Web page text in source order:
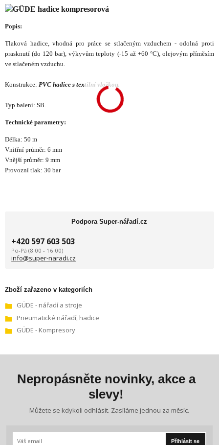
Popis:
Tlaková hadice, vhodná pro práce se stlačeným vzduchem - odolná proti
prasknutí (do 120 bar), výkyvům teploty (-15 až +60 °C), olejovým příměsím
ve stlačeném vzduchu.
Konstrukce: PVC hadice s textilní vložkou.
Typ balení: SB.
Technické parametry:
Délka: 50 m
Vnitřní průměr: 6 mm
Vnější průměr: 9 mm
Provozní tlak: 30 bar
Podpora Super-nářadí.cz
+420 597 603 503
Po-Pá (8:00 - 16:00)
info@super-naradi.cz
Zboží zařazeno v kategoriích
GÜDE - nářadí a stroje
Pneumatické nářadí, hadice
GÜDE - Kompresory
Nepropásněte novinky, akce a
slevy!
Můžete se kdykoli odhlásit. Zasíláme jednou za měsíc.
Přihlásit se